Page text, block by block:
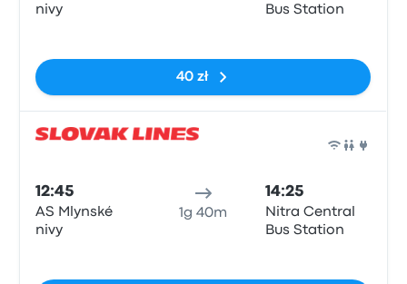
nivy
Bus Station
40 zł
12:45
AS Mlynské
nivy
1g 40m
14:25
Nitra Central
Bus Station